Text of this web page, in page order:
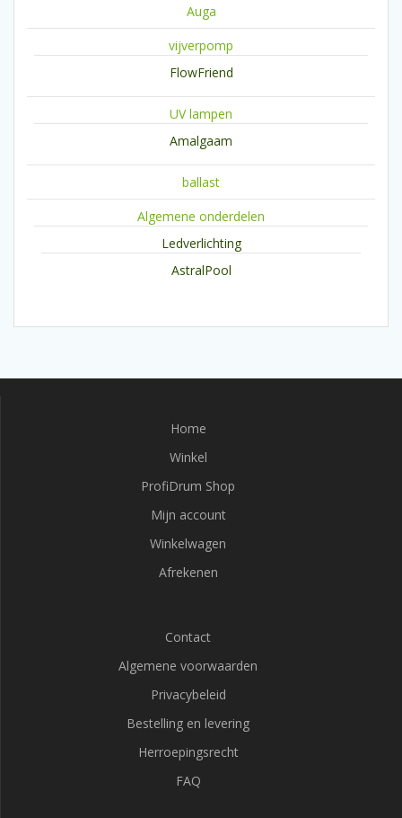
Auga
vijverpomp
FlowFriend
UV lampen
Amalgaam
ballast
Algemene onderdelen
Ledverlichting
AstralPool
Home
Winkel
ProfiDrum Shop
Mijn account
Winkelwagen
Afrekenen
Contact
Algemene voorwaarden
Privacybeleid
Bestelling en levering
Herroepingsrecht
FAQ